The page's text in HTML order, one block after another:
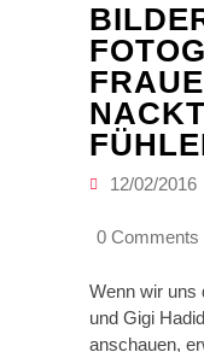
12/02/2016
0 Comments
Wenn wir uns
und Gigi
anschauen,